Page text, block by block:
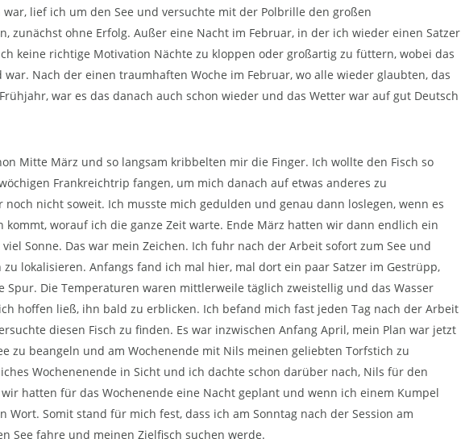
lief ich um den See und versuchte mit der Polbrille den großen
zunächst ohne Erfolg. Außer eine Nacht im Februar, in der ich wieder einen Satzer
keine richtige Motivation Nächte zu kloppen oder großartig zu füttern, wobei das
Nach der einen traumhaften Woche im Februar, wo alle wieder glaubten, das
war es das danach auch schon wieder und das Wetter war auf gut Deutsch
Mitte März und so langsam kribbelten mir die Finger. Ich wollte den Fisch so
Frankreichtrip fangen, um mich danach auf etwas anderes zu
noch nicht soweit. Ich musste mich gedulden und genau dann loslegen, wenn es
kommt, worauf ich die ganze Zeit warte. Ende März hatten wir dann endlich ein
Sonne. Das war mein Zeichen. Ich fuhr nach der Arbeit sofort zum See und
lokalisieren. Anfangs fand ich mal hier, mal dort ein paar Satzer im Gestrüpp,
Spur. Die Temperaturen waren mittlerweile täglich zweistellig und das Wasser
hoffen ließ, ihn bald zu erblicken. Ich befand mich fast jeden Tag nach der Arbeit
diesen Fisch zu finden. Es war inzwischen Anfang April, mein Plan war jetzt
zu beangeln und am Wochenende mit Nils meinen geliebten Torfstich zu
Wochenenende in Sicht und ich dachte schon darüber nach, Nils für den
hatten für das Wochenende eine Nacht geplant und wenn ich einem Kumpel
Wort. Somit stand für mich fest, dass ich am Sonntag nach der Session am
See fahre und meinen Zielfisch suchen werde.